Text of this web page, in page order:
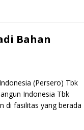
Bahan
(Persero) Tbk
Indonesia Tbk
di fasilitas yang berada